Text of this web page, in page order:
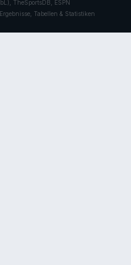
TheSportsDB, ESPN
Tabellen & Statistiken